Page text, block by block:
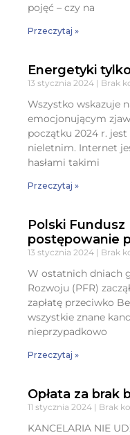
pojęć – czy na
Przeczytaj »
Energetyki
13 stycznia 2024 Brak
Wszystko wskazuje
emocjonującym
początku 2024 r.
nieletnim. Internet
hasłami takimi
Przeczytaj »
Polski Fundusz
postępowanie
13 stycznia 2024 Brak
W ostatnich dniach
Rozwoju (PFR)
zapłatę przeciwko
wszystkie znane
nieprzypadkowo
Przeczytaj »
Opłata za
11 stycznia 2024 Brak
KANCELARIA NIE